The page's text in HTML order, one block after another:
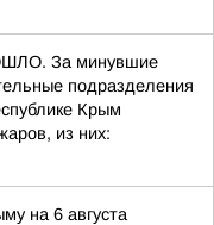
За минувшие
подразделения
Крым
из них:
на 6 августа